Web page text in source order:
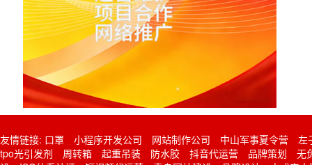
友情链接: 口罩 小程序开发公司 网站制作公司 中山军事夏令营
左
tpo光引发剂
周转箱 起重吊装 防水胶 抖音代运营 品牌策划
无